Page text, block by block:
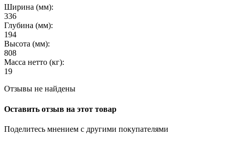
Ширина (мм):
336
Глубина (мм):
194
Высота (мм):
808
Масса нетто (кг):
19
Отзывы не найдены
Оставить отзыв на этот товар
Поделитесь мнением с другими покупателями